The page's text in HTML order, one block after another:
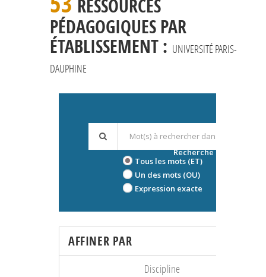
RESSOURCES
PÉDAGOGIQUES PAR
ÉTABLISSEMENT : UNIVERSITÉ PARIS-
DAUPHINE
Tous les mots (ET)
Un des mots (OU)
Expression exacte
Recherche avancée
AFFINER PAR
Discipline